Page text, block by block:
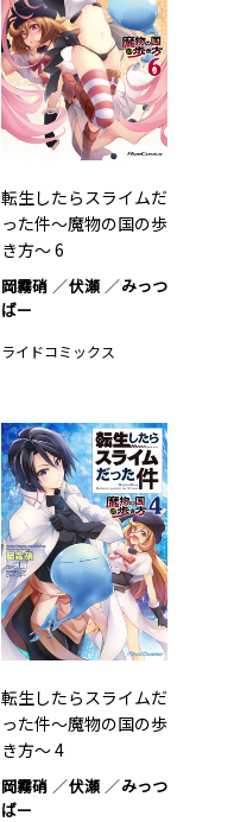
転生したらスライムだ
った件～魔物の国の歩
き方～ 6
岡霧硝 伏瀬
みっつ
ばー
ライドコミックス
転生したらスライムだ
った件～魔物の国の歩
き方～ 4
岡霧硝 伏瀬
みっつ
ばー